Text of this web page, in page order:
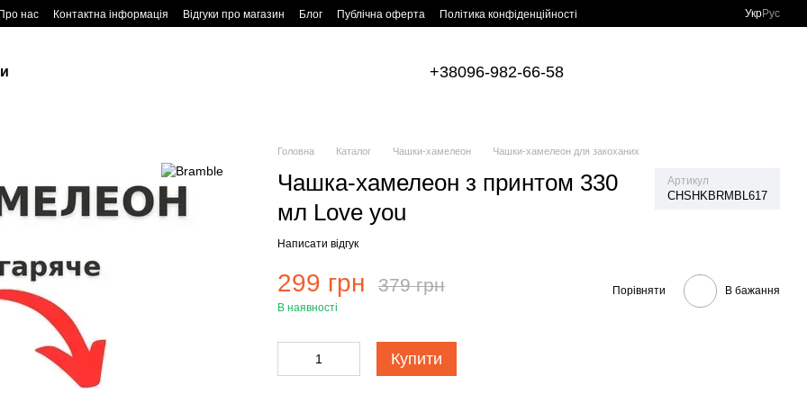
Про нас Контактна інформація Відгуки про магазин Блог Публічна оферта Політика конфіденційності УкрРус
+38096-982-66-58
Головна Каталог Чашки-хамелеон Чашки-хамелеон для закоханих
Чашка-хамелеон з принтом 330
мл Love you
Артикул
CHSHKBRMBL617
Написати відгук
299 грн 379 грн
В наявності
Порівняти В бажання
Купити